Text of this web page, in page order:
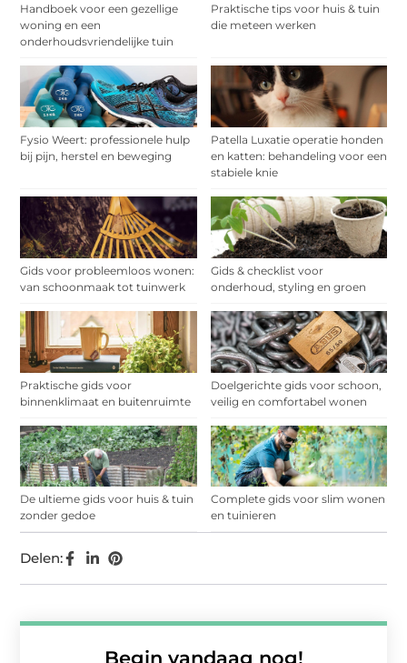
Handboek voor een gezellige
woning en een
onderhoudsvriendelijke tuin
Praktische tips voor huis & tuin
die meteen werken
Fysio Weert: professionele hulp
bij pijn, herstel en beweging
Patella Luxatie operatie honden
en katten: behandeling voor een
stabiele knie
Gids voor probleemloos wonen:
van schoonmaak tot tuinwerk
Gids & checklist voor
onderhoud, styling en groen
Praktische gids voor
binnenklimaat en buitenruimte
Doelgerichte gids voor schoon,
veilig en comfortabel wonen
De ultieme gids voor huis & tuin
zonder gedoe
Complete gids voor slim wonen
en tuinieren
Begin vandaag nog!
Delen: